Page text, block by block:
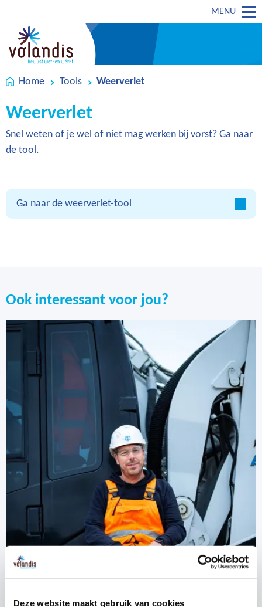
Deze website maakt gebruik van cookies
MENU
Home Tools Weerverlet
Weerverlet
Snel weten of je wel of niet mag werken bij vorst? Ga naar
de tool.
Ga naar de weerverlet-tool
Ook interessant voor jou?